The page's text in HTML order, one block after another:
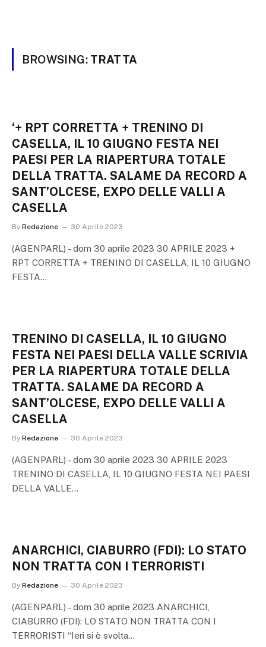
BROWSING: TRATTA
‘+ RPT CORRETTA + TRENINO DI
CASELLA, IL 10 GIUGNO FESTA NEI
PAESI PER LA RIAPERTURA TOTALE
DELLA TRATTA. SALAME DA RECORD A
SANT’OLCESE, EXPO DELLE VALLI A
CASELLA
By Redazione 30 Aprile 2023
(AGENPARL) – dom 30 aprile 2023 30 APRILE 2023 +
RPT CORRETTA + TRENINO DI CASELLA, IL 10 GIUGNO
FESTA…
TRENINO DI CASELLA, IL 10 GIUGNO
FESTA NEI PAESI DELLA VALLE SCRIVIA
PER LA RIAPERTURA TOTALE DELLA
TRATTA. SALAME DA RECORD A
SANT’OLCESE, EXPO DELLE VALLI A
CASELLA
By Redazione 30 Aprile 2023
(AGENPARL) – dom 30 aprile 2023 30 APRILE 2023
TRENINO DI CASELLA, IL 10 GIUGNO FESTA NEI PAESI
DELLA VALLE…
ANARCHICI, CIABURRO (FDI): LO STATO
NON TRATTA CON I TERRORISTI
By Redazione 30 Aprile 2023
(AGENPARL) – dom 30 aprile 2023 ANARCHICI,
CIABURRO (FDI): LO STATO NON TRATTA CON I
TERRORISTI “Ieri si è svolta…